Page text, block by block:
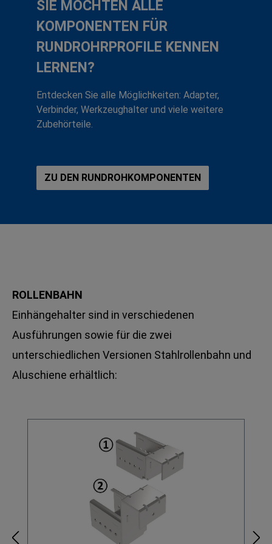
SIE MÖCHTEN ALLE
KOMPONENTEN FÜR
RUNDROHRPROFILE KENNEN
LERNEN?
Entdecken Sie alle Möglichkeiten: Adapter,
Verbinder, Werkzeughalter und viele weitere
Zubehörteile.
ZU DEN RUNDROHKOMPONENTEN
ROLLENBAHN
Einhängehalter sind in verschiedenen
Ausführungen sowie für die zwei
unterschiedlichen Versionen Stahlrollenbahn und
Aluschiene erhältlich: